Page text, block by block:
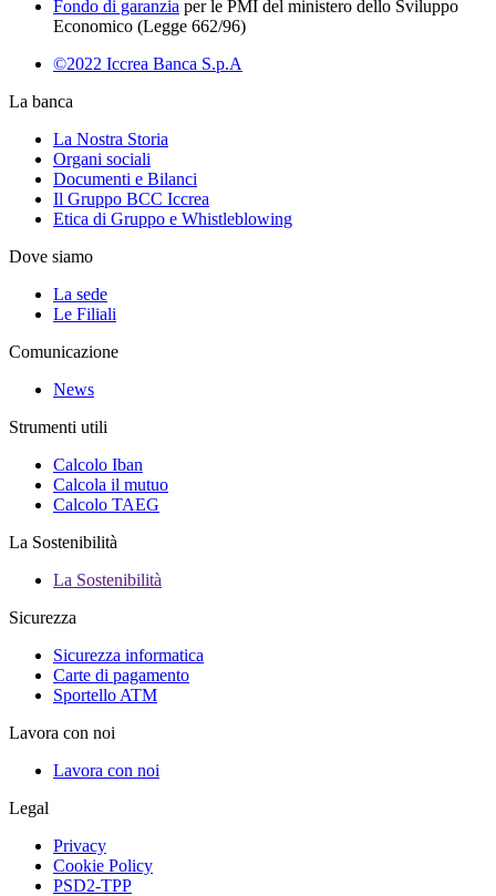
Fondo di garanzia per le PMI del ministero dello Sviluppo
Economico (Legge 662/96)
©2022 Iccrea Banca S.p.A
La banca
La Nostra Storia
Organi sociali
Documenti e Bilanci
Il Gruppo BCC Iccrea
Etica di Gruppo e Whistleblowing
Dove siamo
La sede
Le Filiali
Comunicazione
News
Strumenti utili
Calcolo Iban
Calcola il mutuo
Calcolo TAEG
La Sostenibilità
La Sostenibilità
Sicurezza
Sicurezza informatica
Carte di pagamento
Sportello ATM
Lavora con noi
Lavora con noi
Legal
Privacy
Cookie Policy
PSD2-TPP